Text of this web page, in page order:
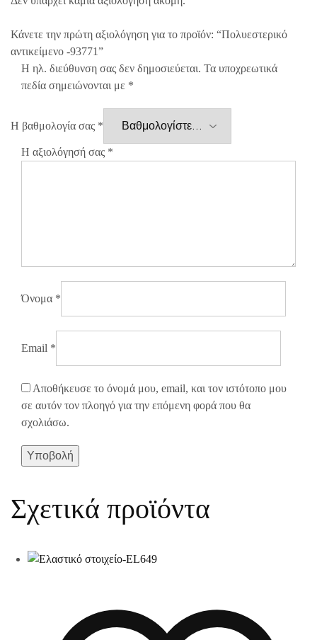
Κάνετε την πρώτη αξιολόγηση για το προϊόν: “Πολυεστερικό
αντικείμενο -93771”
Η ηλ. διεύθυνση σας δεν δημοσιεύεται. Τα υποχρεωτικά
πεδία σημειώνονται με *
Η βαθμολογία σας *
Η αξιολόγησή σας *
Όνομα *
Email *
Αποθήκευσε το όνομά μου, email, και τον ιστότοπο μου
σε αυτόν τον πλοηγό για την επόμενη φορά που θα
σχολιάσω.
Σχετικά προϊόντα